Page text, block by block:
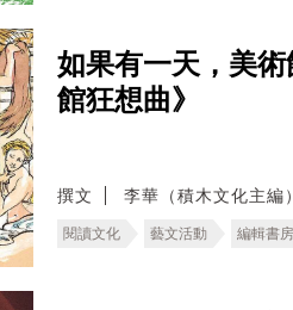
如果有一天，美
館狂想曲》
撰文 李華（積木文化主編）
閱讀文化 藝文活動 編輯書房